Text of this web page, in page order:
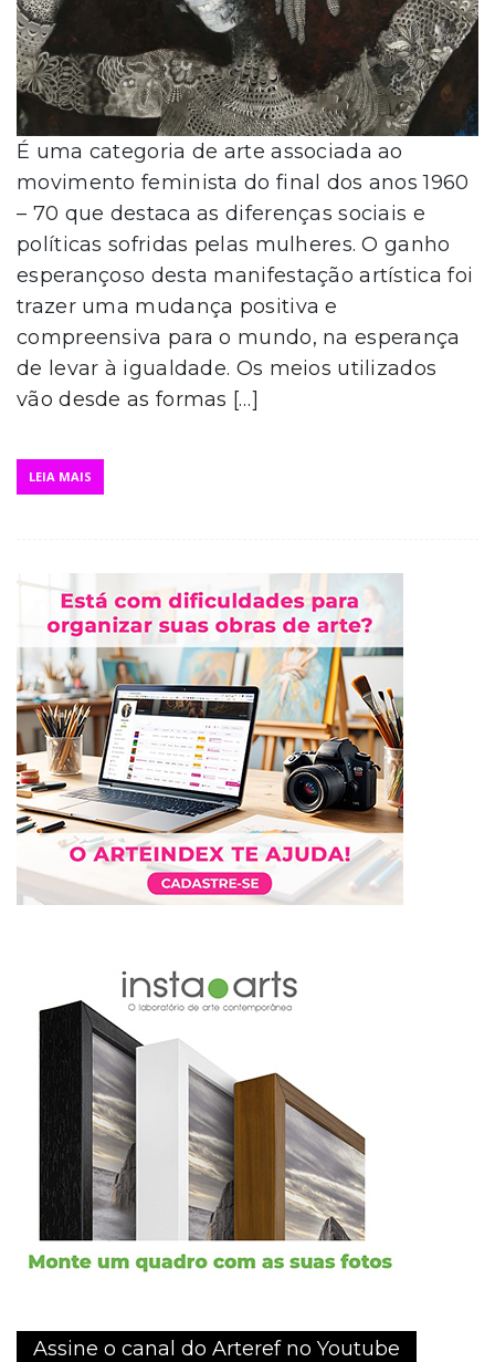
É uma categoria de arte associada ao
movimento feminista do final dos anos 1960
– 70 que destaca as diferenças sociais e
políticas sofridas pelas mulheres. O ganho
esperançoso desta manifestação artística foi
trazer uma mudança positiva e
compreensiva para o mundo, na esperança
de levar à igualdade. Os meios utilizados
vão desde as formas […]
LEIA MAIS
Assine o canal do Arteref no Youtube